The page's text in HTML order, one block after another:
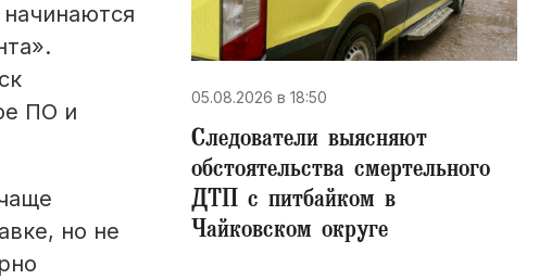
ПО и
но не
05.08.2026 в 18:50
Следователи выясняют
обстоятельства смертельного
ДТП с питбайком в
Чайковском округе